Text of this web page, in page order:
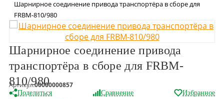
Шарнирное соединение привода транспортёра в сборе для
FRBM-810/980
Шарнирное соединение привода
транспортёра в сборе для FRBM-
810/980
Артикул:00000000857
Поделиться Сравнение
Избранное